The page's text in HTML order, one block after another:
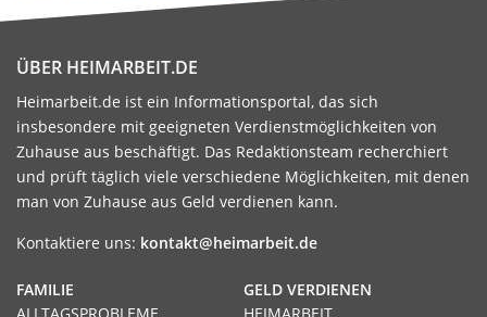
ÜBER HEIMARBEIT.DE
Heimarbeit.de ist ein Informationsportal, das sich
insbesondere mit geeigneten Verdienstmöglichkeiten von
Zuhause aus beschäftigt. Das Redaktionsteam recherchiert
und prüft täglich viele verschiedene Möglichkeiten, mit denen
man von Zuhause aus Geld verdienen kann.
Kontaktiere uns: kontakt@heimarbeit.de
GELD VERDIENEN
FAMILIE